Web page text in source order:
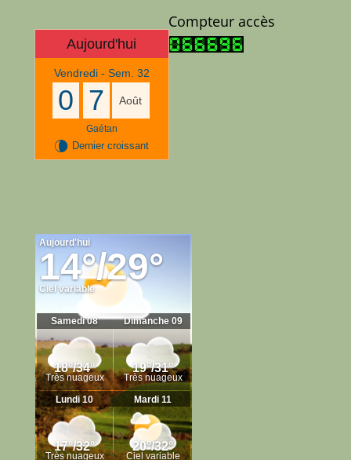
Aujourd'hui
Vendredi - Sem. 32
0 7 Août
Gaétan
V Dernier croissant
Compteur accès